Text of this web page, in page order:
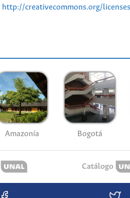
http://creativecommons.org/
Amazonía Bogotá
Catálogo